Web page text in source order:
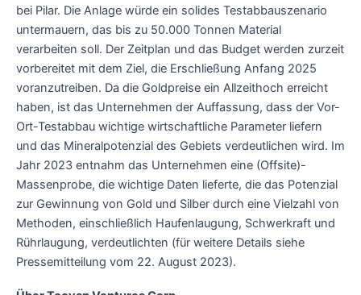
bei Pilar. Die Anlage würde ein solides Testabbauszenario
untermauern, das bis zu 50.000 Tonnen Material
verarbeiten soll. Der Zeitplan und das Budget werden zurzeit
vorbereitet mit dem Ziel, die Erschließung Anfang 2025
voranzutreiben. Da die Goldpreise ein Allzeithoch erreicht
haben, ist das Unternehmen der Auffassung, dass der Vor-
Ort-Testabbau wichtige wirtschaftliche Parameter liefern
und das Mineralpotenzial des Gebiets verdeutlichen wird. Im
Jahr 2023 entnahm das Unternehmen eine (Offsite)-
Massenprobe, die wichtige Daten lieferte, die das Potenzial
zur Gewinnung von Gold und Silber durch eine Vielzahl von
Methoden, einschließlich Haufenlaugung, Schwerkraft und
Rührlaugung, verdeutlichten (für weitere Details siehe
Pressemitteilung vom 22. August 2023).